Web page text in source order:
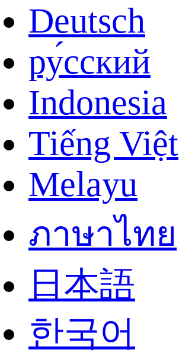
Deutsch
ру́сский
Indonesia
Tiếng Việt
Melayu
ภาษาไทย
日本語
한국어